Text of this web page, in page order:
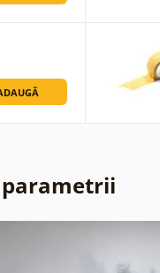
parametrii